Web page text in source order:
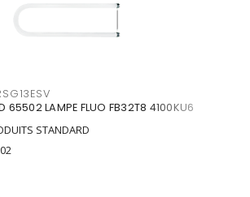
65502 LAMPE FLUO FB32T8 4100KU6
STANDARD